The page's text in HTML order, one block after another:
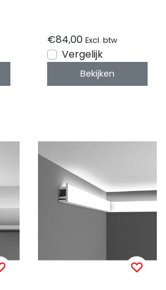
€84,00 Excl. btw
Vergelijk
Bekijken